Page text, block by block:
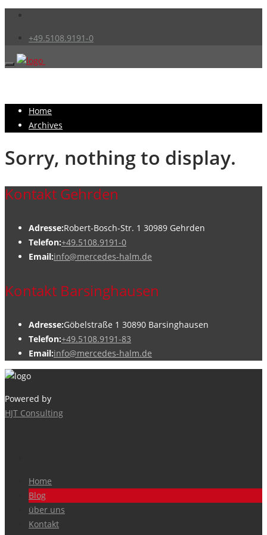
+49.5108.9191-0
Home
Archives
Sorry, nothing to display.
Kontakt Gehrden
Adresse:Robert-Bosch-Str. 1 30989 Gehrden
Telefon:+49.5108.9191-0
Email:info@mercedes-halm.de
Kontakt Barsinghausen
Adresse:Göbelstraße 1 30890 Barsinghausen
Telefon:+49.5108.9191-83
Email:info@mercedes-halm.de
Powered by
HJT Consulting
Home
Blog
über uns
Kontakt